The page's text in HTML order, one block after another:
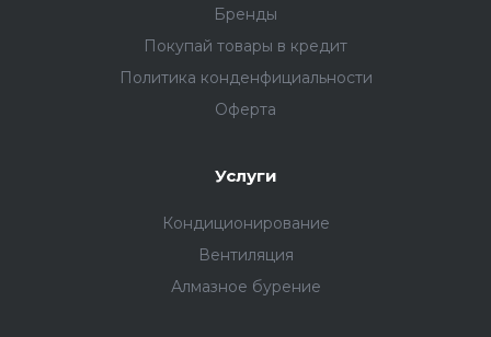
Бренды
Покупай товары в кредит
Политика конденфициальности
Оферта
Услуги
Кондиционирование
Вентиляция
Алмазное бурение